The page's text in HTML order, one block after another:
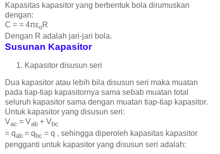
Kapasitas kapasitor yang berbentuk bola dirumuskan
dengan:
C = = 4πεoR
Dengan R adalah jari-jari bola.
Susunan Kapasitor
Kapasitor disusun seri
Dua kapasitor atau lebih bila disusun seri maka muatan
pada tiap-tiap kapasitornya sama sebab muatan total
seluruh kapasitor sama dengan muatan tiap-tiap kapasitor.
Untuk kapasitor yang disusun seri:
Vac = Vab + V bc
= qab = q bc = q , sehingga diperoleh kapasitas kapasitor
pengganti untuk kapasitor yang disusun seri adalah: